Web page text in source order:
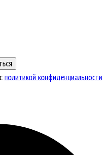
политикой конфиденциальности